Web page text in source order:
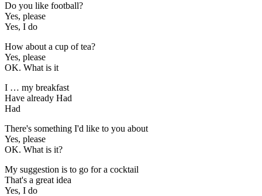
Do you like football?
Yes, please
Yes, I do
How about a cup of tea?
Yes, please
OK. What is it
I … my breakfast
Have already Had
Had
There's something I'd like to you about
Yes, please
OK. What is it?
My suggestion is to go for a cocktail
That's a great idea
Yes, I do